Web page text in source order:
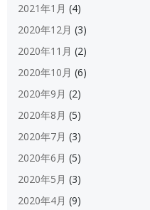
2021年1月 (4)
2020年12月 (3)
2020年11月 (2)
2020年10月 (6)
2020年9月 (2)
2020年8月 (5)
2020年7月 (3)
2020年6月 (5)
2020年5月 (3)
2020年4月 (9)